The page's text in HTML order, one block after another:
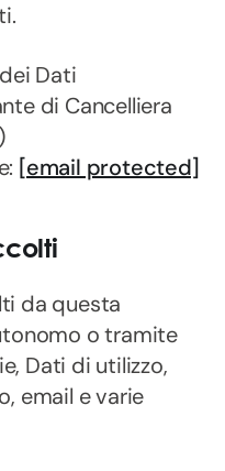
Dati
di Cancelliera
[email protected]
da questa
o tramite
Dati di utilizzo,
email e varie